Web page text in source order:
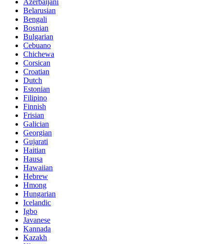
Belarusian
Bengali
Bosnian
Bulgarian
Cebuano
Chichewa
Corsican
Croatian
Dutch
Estonian
Filipino
Finnish
Frisian
Galician
Georgian
Gujarati
Haitian
Hausa
Hawaiian
Hebrew
Hmong
Hungarian
Icelandic
Igbo
Javanese
Kannada
Kazakh